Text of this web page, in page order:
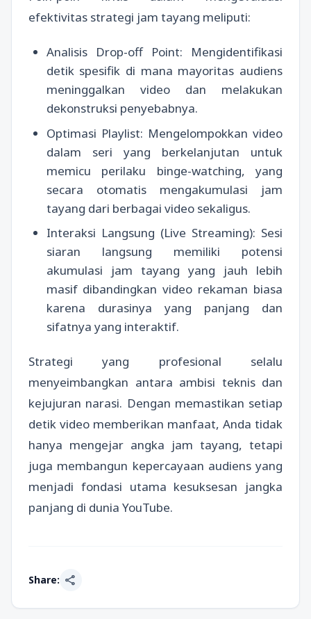
efektivitas strategi jam tayang meliputi:
Analisis Drop-off Point: Mengidentifikasi
detik spesifik di mana mayoritas audiens
meninggalkan video dan melakukan
dekonstruksi penyebabnya.
Optimasi Playlist: Mengelompokkan video
dalam seri yang berkelanjutan untuk
memicu perilaku binge-watching, yang
secara otomatis mengakumulasi jam
tayang dari berbagai video sekaligus.
Interaksi Langsung (Live Streaming): Sesi
siaran langsung memiliki potensi
akumulasi jam tayang yang jauh lebih
masif dibandingkan video rekaman biasa
karena durasinya yang panjang dan
sifatnya yang interaktif.
Strategi yang profesional selalu
menyeimbangkan antara ambisi teknis dan
kejujuran narasi. Dengan memastikan setiap
detik video memberikan manfaat, Anda tidak
hanya mengejar angka jam tayang, tetapi
juga membangun kepercayaan audiens yang
menjadi fondasi utama kesuksesan jangka
panjang di dunia YouTube.
Share: share